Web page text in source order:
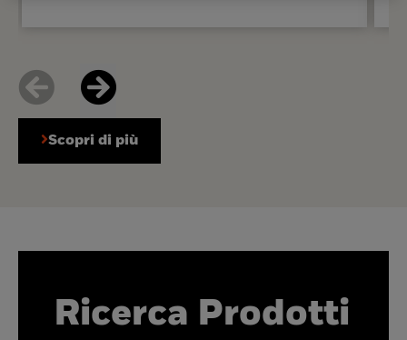
Scopri di più
Ricerca Prodotti